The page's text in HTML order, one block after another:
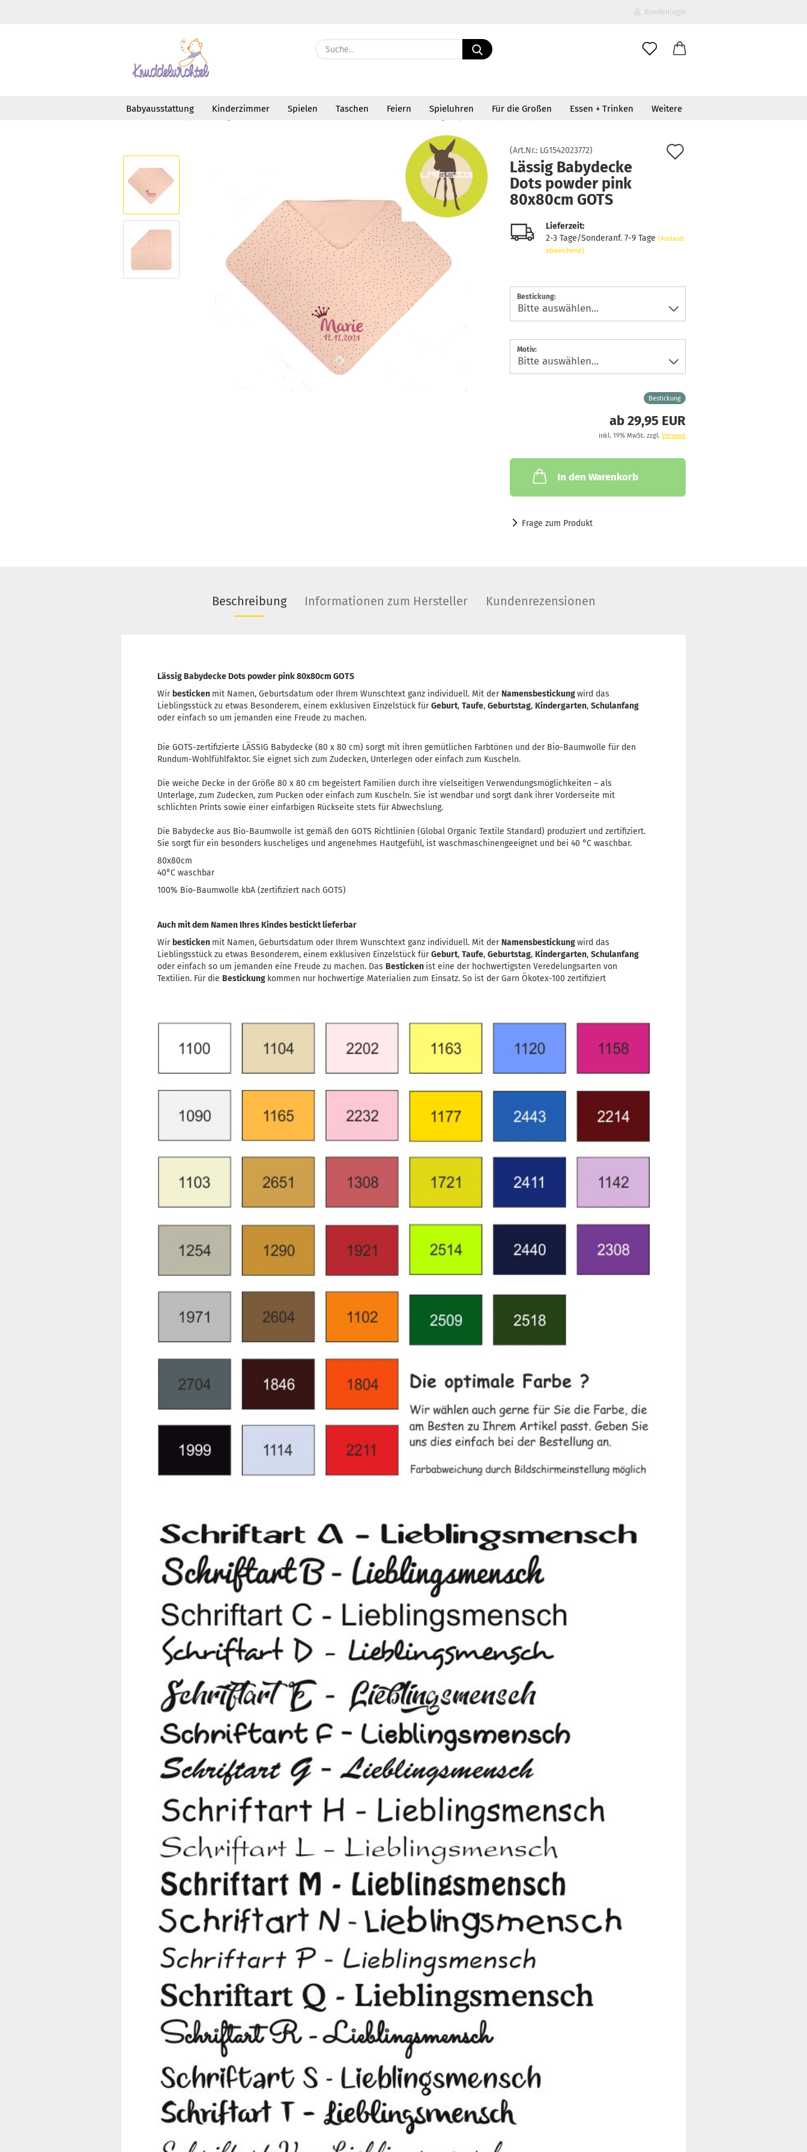
Kundenlogin
Passwort
Konto erstellen
Passwort vergessen?
Suche...
Babyausstattung Kinderzimmer Spielen Taschen Feiern Spieluhren Für die Großen Essen + Trinken Weitere
(Art.Nr.: LG1542023772)
Lässig Babydecke
Dots powder pink
80x80cm GOTS
Lieferzeit:
2-3 Tage/Sonderanf. 7-9 Tage (Ausland
abweichend)
Bestickung:
Motiv:
Bestickung
ab 29,95 EUR
inkl. 19% MwSt. zzgl. Versand
In den Warenkorb
Frage zum Produkt
Beschreibung Informationen zum Hersteller Kundenrezensionen
Lässig Babydecke Dots powder pink 80x80cm GOTS
Wir besticken mit Namen, Geburtsdatum oder Ihrem Wunschtext ganz individuell. Mit der Namensbestickungwird das
Lieblingsstück zu etwas Besonderem, einem exklusiven Einzelstück fürGeburt, Taufe, Geburtstag, Kindergarten, Schulanfang
oder einfach so um jemanden eine Freude zu machen.
Die GOTS-zertifizierte LÄSSIG Babydecke (80 x 80 cm) sorgt mit ihren gemütlichen Farbtönen und der Bio-Baumwolle für den
Rundum-Wohlfühlfaktor. Sie eignet sich zum Zudecken, Unterlegen oder einfach zum Kuscheln.
Die weiche Decke in der Größe 80 x 80 cm begeistert Familien durch ihre vielseitigen Verwendungsmöglichkeiten – als
Unterlage, zum Zudecken, zum Pucken oder einfach zum Kuscheln. Sie ist wendbar und sorgt dank ihrer Vorderseite mit
schlichten Prints sowie einer einfarbigen Rückseite stets für Abwechslung.
Die Babydecke aus Bio-Baumwolle ist gemäß den GOTS Richtlinien (Global Organic Textile Standard) produziert und zertifiziert.
Sie sorgt für ein besonders kuscheliges und angenehmes Hautgefühl, ist waschmaschinengeeignet und bei 40 °C waschbar.
80x80cm
40°C waschbar
100% Bio-Baumwolle kbA (zertifiziert nach GOTS)
Auch mit dem Namen Ihres Kindes bestickt lieferbar
Wir besticken mit Namen, Geburtsdatum oder Ihrem Wunschtext ganz individuell. Mit der Namensbestickungwird das
Lieblingsstück zu etwas Besonderem, einem exklusiven Einzelstück fürGeburt, Taufe, Geburtstag, Kindergarten, Schulanfang
oder einfach so um jemanden eine Freude zu machen. Das Besticken ist eine der hochwertigsten Veredelungsarten von
Textilien. Für die Bestickung kommen nur hochwertige Materialien zum Einsatz. So ist der Garn Ökotex-100 zertifiziert